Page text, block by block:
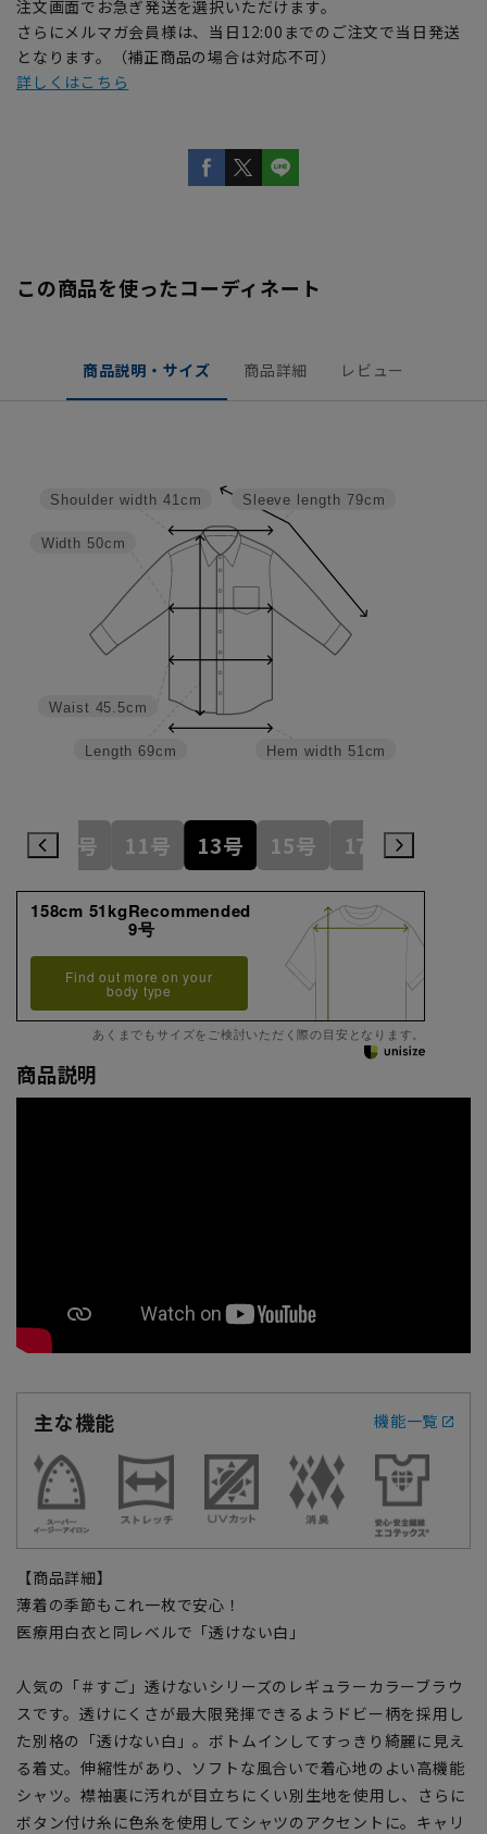
注文画面でお急ぎ発送を選択いただけます。
さらにメルマガ会員様は、当日12:00までのご注文で当日発送
となります。（補正商品の場合は対応不可）
詳しくはこちら
この商品を使ったコーディネート
商品説明・サイズ 商品詳細 レビュー
Hem width 51cm
Sleeve length 79cm
Length 69cm
Waist 45.5cm
Width 50cm
Shoulder width 41cm
7号 9号 11号 13号 15号 17号
158cm 51kgRecommended
9号
Find out more on your
body type
あくまでもサイズをご検討いただく際の目安となります。
商品説明
主な機能 機能一覧
【商品詳細】
薄着の季節もこれ一枚で安心！
医療用白衣と同レベルで「透けない白」
人気の「＃すご」透けないシリーズのレギュラーカラーブラウ
スです。透けにくさが最大限発揮できるようドビー柄を採用し
た別格の「透けない白」。ボトムインしてすっきり綺麗に見え
る着丈。伸縮性があり、ソフトな風合いで着心地のよい高機能
シャツ。襟袖裏に汚れが目立ちにくい別生地を使用し、さらに
ボタン付け糸に色糸を使用してシャツのアクセントに。キャリ